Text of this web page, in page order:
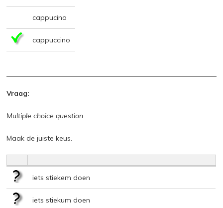
cappucino
cappuccino
Vraag:
Multiple choice question
Maak de juiste keus.
iets stiekem doen
iets stiekum doen